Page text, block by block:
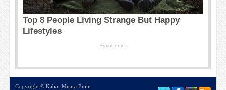
Copyright © Kabar Muara Enim